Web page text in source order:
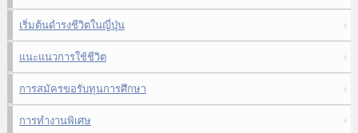
เริ่มต้นดำรงชีวิตในญี่ปุ่น
แนะแนวการใช้ชีวิต
การสมัครขอรับทุนการศึกษา
การทำงานพิเศษ